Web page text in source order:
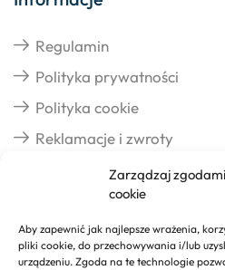
Zarządzaj
cookie
Aby zapewnić jak najlepsze wrażenia,
pliki cookie, do przechowywania i/lub
urządzeniu. Zgoda na te technologie
Regulamin
Polityka prywatności
Polityka cookie
Reklamacje i zwroty
Realizacja zamówień